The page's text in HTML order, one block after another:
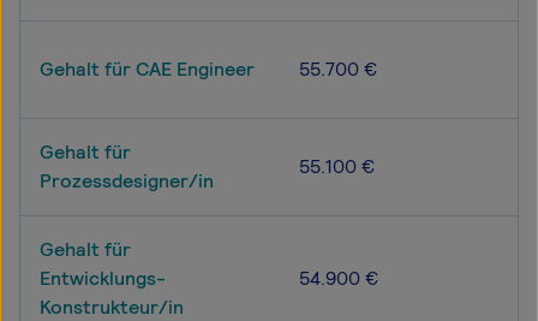
Gehalt für CAE Engineer 55.700 €
Gehalt für
Prozessdesigner/in
55.100 €
Gehalt für
Entwicklungs-
Konstrukteur/in
54.900 €